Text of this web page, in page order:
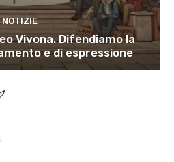
NOTIZIE
Vivona. Difendiamo la
e di espressione